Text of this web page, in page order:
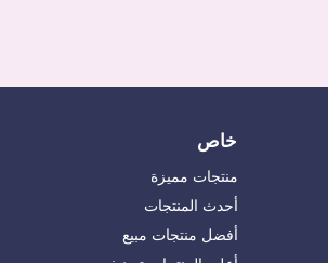
خاص
منتجات مميزة
أحدث المنتجات
أفضل منتجات مبيع